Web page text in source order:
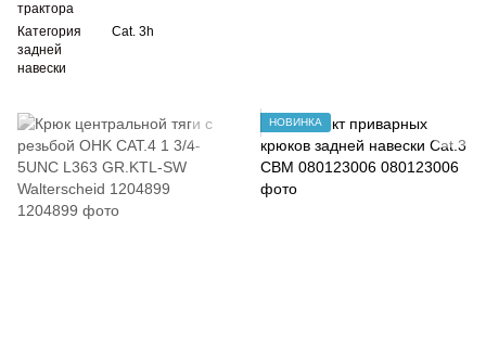
трактора
Категория
задней
навески
Cat. 3h
НОВИНКА